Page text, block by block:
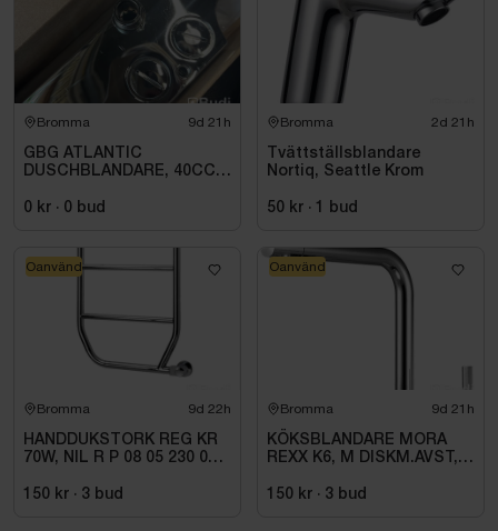
Bromma 9d 21h
GBG ATLANTIC
DUSCHBLANDARE, 40CC,
0 kr · 0 bud
Bromma 2d 21h
Tvättställsblandare
Nortiq, Seattle Krom
50 kr · 1 bud
Bromma 9d 22h
HANDDUKSTORK REG KR
70W, NIL R P 08 05 230 01
150 kr · 3 bud
Oanvänd
Bromma 9d 21h
KÖKSBLANDARE MORA
REXX K6, M DISKM.AVST,
150 kr · 3 bud
Oanvänd